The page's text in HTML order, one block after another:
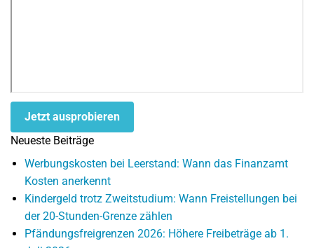
Jetzt ausprobieren
Neueste Beiträge
Werbungskosten bei Leerstand: Wann das Finanzamt
Kosten anerkennt
Kindergeld trotz Zweitstudium: Wann Freistellungen bei
der 20-Stunden-Grenze zählen
Pfändungsfreigrenzen 2026: Höhere Freibeträge ab 1.